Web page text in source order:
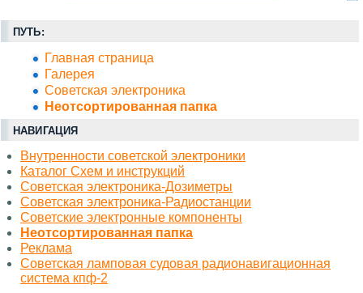
ПУТЬ:
Главная страница
Галерея
Советская электроника
Неотсортированная папка
НАВИГАЦИЯ
Внутренности советской электроники
Каталог Схем и инструкций
Советская электроника-Дозиметры
Советская электроника-Радиостанции
Советские электронные компоненты
Неотсортированная папка
Реклама
Советская ламповая судовая радионавигационная
система кпф-2